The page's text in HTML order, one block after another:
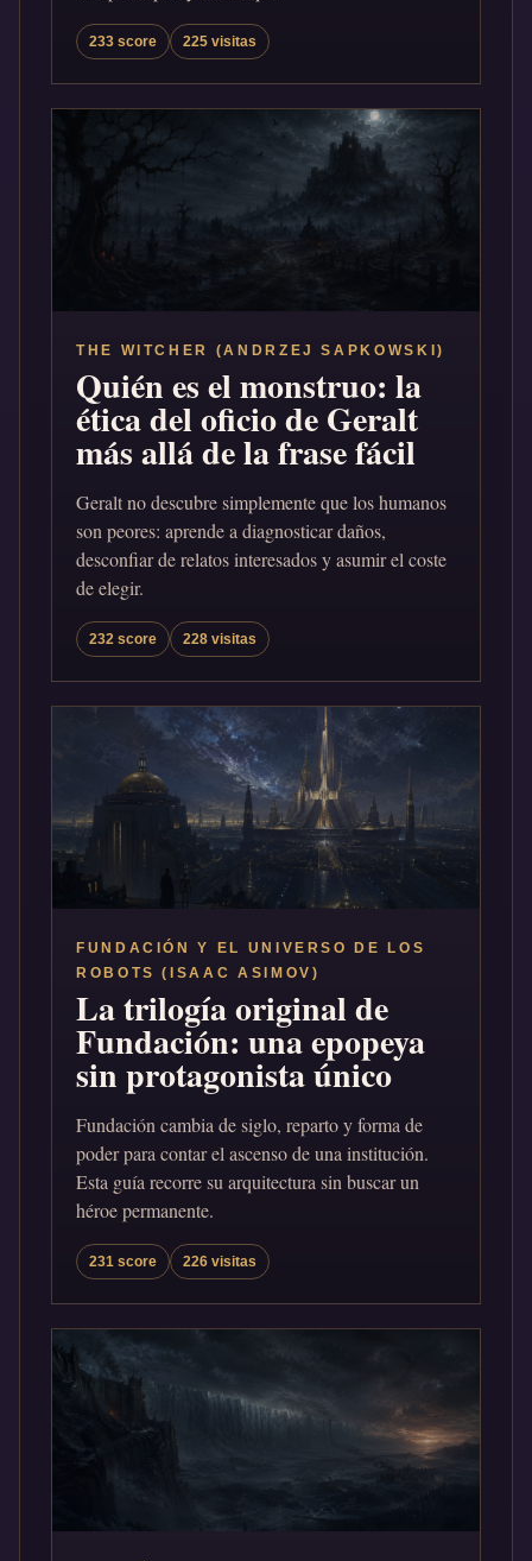
233 score 225 visitas
THE WITCHER (ANDRZEJ SAPKOWSKI)
Quién es el monstruo: la
ética del oficio de Geralt
más allá de la frase fácil
Geralt no descubre simplemente que los humanos
son peores: aprende a diagnosticar daños,
desconfiar de relatos interesados y asumir el coste
de elegir.
232 score 228 visitas
FUNDACIÓN Y EL UNIVERSO DE LOS
ROBOTS (ISAAC ASIMOV)
La trilogía original de
Fundación: una epopeya
sin protagonista único
Fundación cambia de siglo, reparto y forma de
poder para contar el ascenso de una institución.
Esta guía recorre su arquitectura sin buscar un
héroe permanente.
231 score 226 visitas